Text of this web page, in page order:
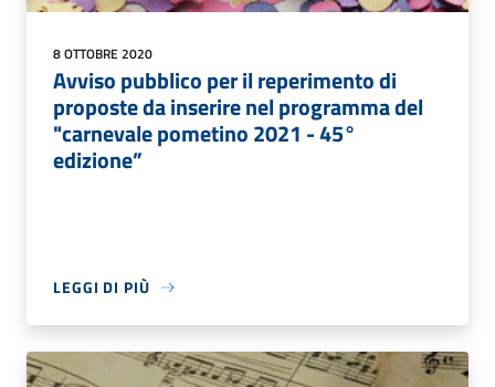
8 OTTOBRE 2020
Avviso pubblico per il reperimento di
proposte da inserire nel programma del
"carnevale pometino 2021 - 45°
edizione”
LEGGI DI PIÙ